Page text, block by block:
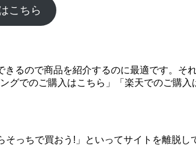
こちら
るので商品を紹介するのに最適です。そ
でのご購入はこちら」「楽天でのご購入
っちで買おう!」といってサイトを離脱